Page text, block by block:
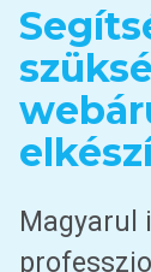
Magyarul